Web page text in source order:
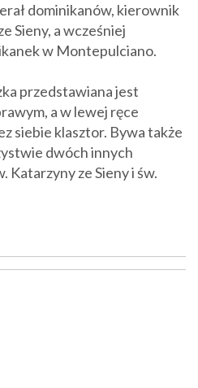
dominikanów, kierownik
Sieny, a wcześniej
w Montepulciano.
przedstawiana jest
a w lewej ręce
siebie klasztor. Bywa także
dwóch innych
Katarzyny ze Sieny i św.